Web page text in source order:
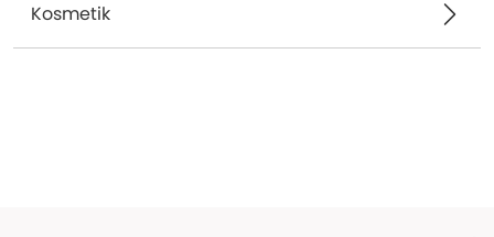
Kosmetik